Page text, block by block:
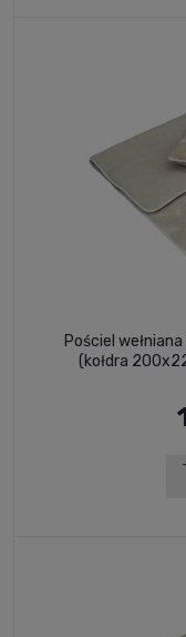
Pościel
(kołdra